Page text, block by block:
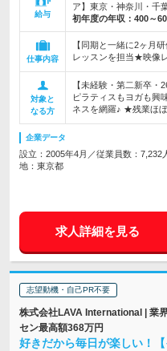
給与
ア】東京・神奈川・千
初年度の年収： 400～
仕事内容
【同期と一緒に2ヶ月
レッスンを担当★映像
対象と
なる方
【未経験・第二新卒
ピラティスもヨガも興
ネスを網羅♪ ★残業ほ
企業データ
設立：2005年4月／従業員数：7,232
地：東京都
求人詳細を見る
志望動機・自己PR不要
株式会社LAVA International | 業
セン最高額368万円
好きだから毎日が楽しい！